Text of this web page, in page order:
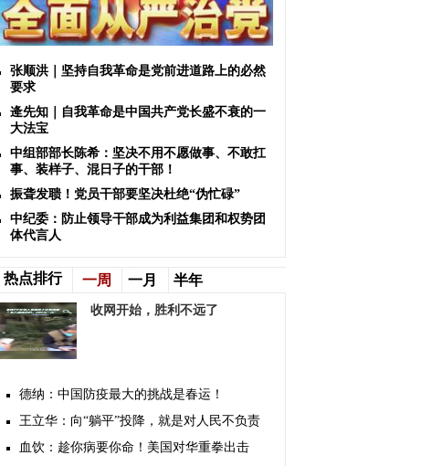
张顺洪｜坚持自我革命是党前进道路上的必然
要求
逄先知｜自我革命是中国共产党长盛不衰的一
大法宝
中组部部长陈希：坚决不用不愿做事、不敢扛
事、装样子、混日子的干部！
振聋发聩！党员干部要坚决杜绝“伪忙碌”
中纪委：防止领导干部成为利益集团和权势团
体代言人
热点排行 一周 一月 半年
收网开始，胜利不远了
德纳：中国防疫最大的挑战是春运！
王立华：向“躺平”投降，就是对人民不负责
血饮：趁你病要你命！美国对华重拳出击